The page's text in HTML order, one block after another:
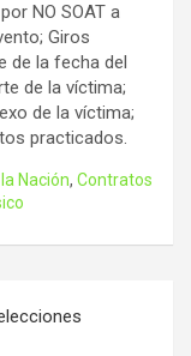
NO SOAT a
Giros
de la fecha del
de la víctima;
de la víctima;
practicados.
Nación, Contratos